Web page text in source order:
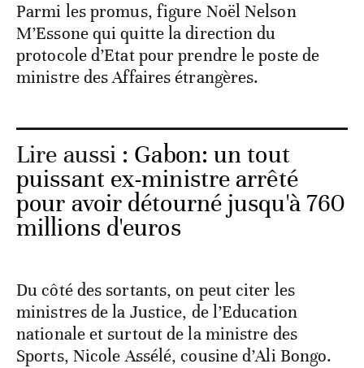
Parmi les promus, figure Noël Nelson
M’Essone qui quitte la direction du
protocole d’Etat pour prendre le poste de
ministre des Affaires étrangères.
Lire aussi : Gabon: un tout
puissant ex-ministre arrêté
pour avoir détourné jusqu'à 760
millions d'euros
Du côté des sortants, on peut citer les
ministres de la Justice, de l’Education
nationale et surtout de la ministre des
Sports, Nicole Assélé, cousine d’Ali Bongo.